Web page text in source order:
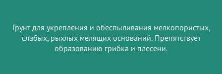
Грунт для укрепления и обеспыливания мелкопористых,
слабых, рыхлых мелящих оснований. Препятствует
образованию грибка и плесени.